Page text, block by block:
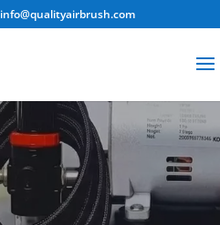
info@qualityairbrush.com